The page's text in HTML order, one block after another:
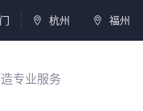
杭州 福州
专业服务